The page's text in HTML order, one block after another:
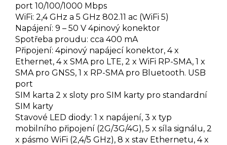
port 10/100/1000 Mbps
WiFi: 2,4 GHz a 5 GHz 802.11 ac (WiFi 5)
Napájení: 9 – 50 V 4pinový konektor
Spotřeba proudu: cca 400 mA
Připojení: 4pinový napájecí konektor, 4 x
Ethernet, 4 x SMA pro LTE, 2 x WiFi RP-SMA, 1 x
SMA pro GNSS, 1 x RP-SMA pro Bluetooth. USB
port
SIM karta 2 x sloty pro SIM karty pro standardní
SIM karty
Stavové LED diody: 1 x napájení, 3 x typ
mobilního připojení (2G/3G/4G), 5 x síla signálu, 2
x pásmo WiFi (2,4/5 GHz), 8 x stav Ethernetu, 4 x